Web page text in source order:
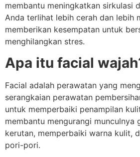
membantu meningkatkan sirkulasi
Anda terlihat lebih cerah dan lebih
memberikan kesempatan untuk
menghilangkan stres.
Apa itu facial
Facial adalah perawatan yang
serangkaian perawatan
untuk memperbaiki penampilan
membantu mengurangi munculnya
kerutan, memperbaiki warna kulit,
pori-pori.